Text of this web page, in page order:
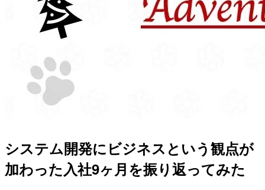
システム開発にビジネスという観点が
加わった入社9ヶ月を振り返ってみた